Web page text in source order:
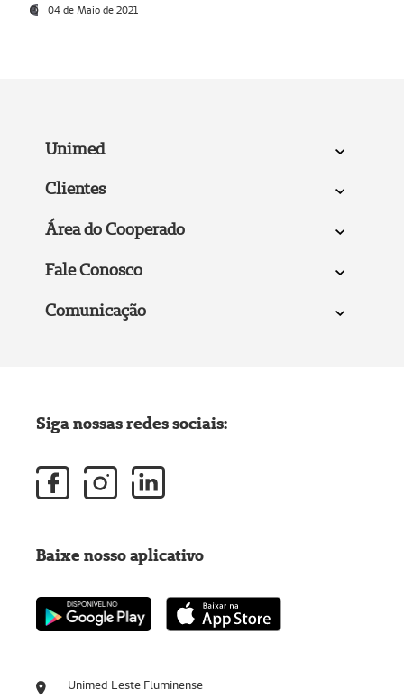
04 de Maio de 2021
Unimed
Clientes
Área do Cooperado
Fale Conosco
Comunicação
Unimed Leste Fluminense
Siga nossas redes sociais:
Baixe nosso aplicativo